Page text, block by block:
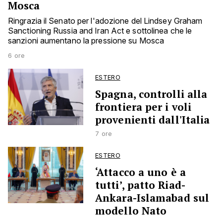
Mosca
Ringrazia il Senato per l'adozione del Lindsey Graham
Sanctioning Russia and Iran Act e sottolinea che le
sanzioni aumentano la pressione su Mosca
6 ore
ESTERO
Spagna, controlli alla
frontiera per i voli
provenienti dall'Italia
7 ore
ESTERO
‘Attacco a uno è a
tutti’, patto Riad-
Ankara-Islamabad sul
modello Nato